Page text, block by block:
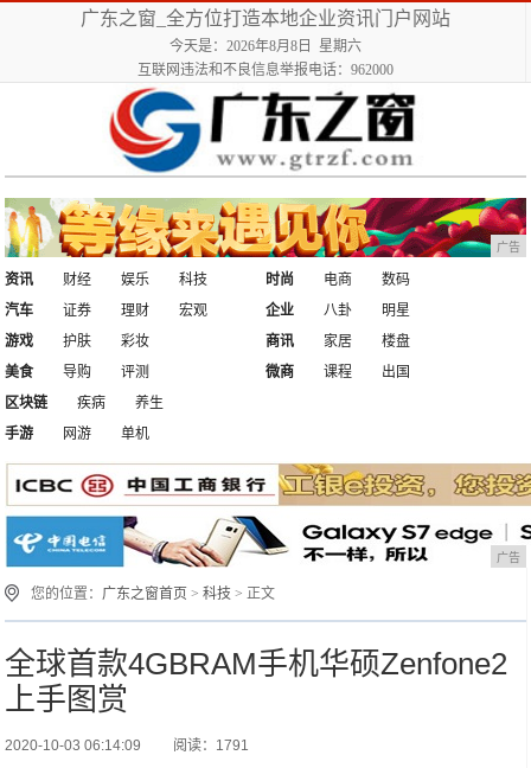
广东之窗_全方位打造本地企业资讯门户网站
今天是：2026年8月8日 星期六
互联网违法和不良信息举报电话：962000
广告
资讯 财经 娱乐
科技
汽车
证券 理财 宏观
时尚 电商
数码
企业
八卦
明星
游戏
护肤
彩妆
美食
导购 评测
商讯 家居
楼盘
微商
课程
出国
区块链
疾病
养生
手游
网游 单机
广告
您的位置： 广东之窗首页 >科技 > 正文
全球首款4GBRAM手机华硕Zenfone2
上手图赏
2020-10-03 06:14:09 阅读：1791